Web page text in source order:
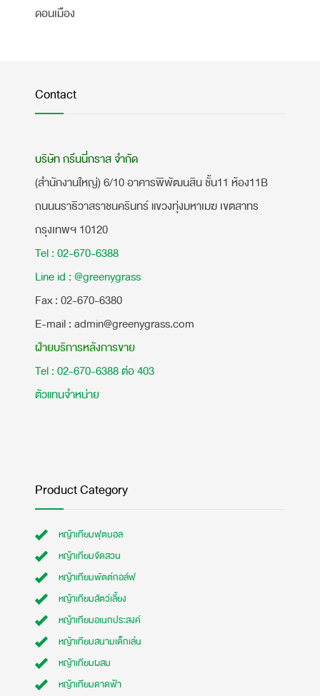
ดอนเมือง
Contact
บริษัท กรีนนี่กราส จำกัด
(สำนักงานใหญ่) 6/10 อาคารพิพัฒนสิน ชั้น11 ห้อง11B
ถนนนราธิวาสราชนครินทร์ แขวงทุ่งมหาเมฆ เขตสาทร
กรุงเทพฯ 10120
Tel : 02-670-6388
Line id : @greenygrass
​Fax : 02-670-6380
E-mail : admin@greenygrass.com
ฝ่ายบริการหลังการขาย
Tel : 02-670-6388 ต่อ 403
ตัวแทนจำหน่าย
Product Category
หญ้าเทียมฟุตบอล
หญ้าเทียมจัดสวน
หญ้าเทียมพัตต์กอล์ฟ
หญ้าเทียมสัตว์เลี้ยง
หญ้าเทียมอเนกประสงค์
หญ้าเทียมสนามเด็กเล่น
หญ้าเทียมผสม
หญ้าเทียมดาดฟ้า